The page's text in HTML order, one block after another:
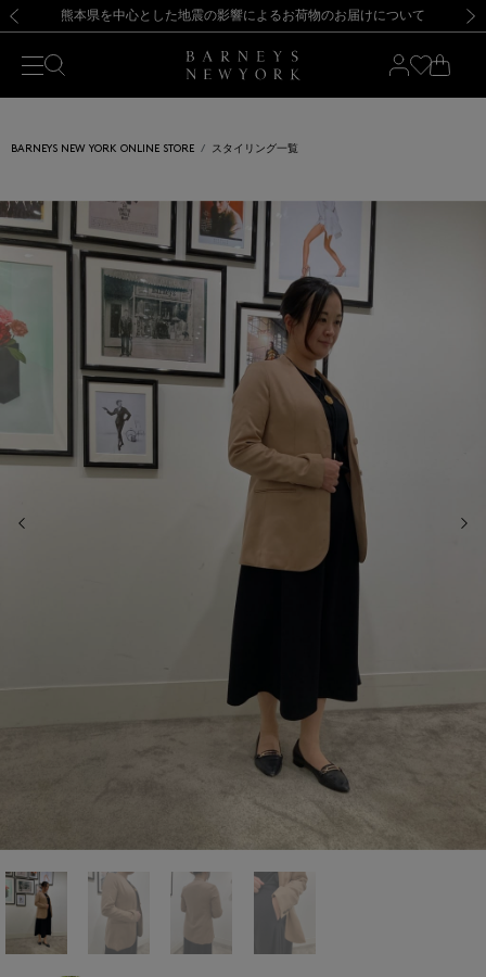
新規登録のお客様も対象！＜MY BARNEYS＞会員のお客様は11,000円（税込）以上のお買上げで常時送料無料！お買い物の際は会員登録を！
【夏季休業に伴う返品・交換承り一時停止のお知らせ】（2026.8.5）
熊本県を中心とした地震の影響によるお荷物のお届けについて
【開催中】SUMMER SALEのご案内・ご注意事項 新規登録のお客様も対象！＜MY BARNEYS＞会員のお客様は11,000円（税込）以上のお買上げで常時送料無料！お買い物の際は会員登録を！
【夏季休業に伴う返品・交換承り一時停止のお知らせ】（2026.8.5）
BARNEYS NEW YORK ONLINE STORE スタイリング一覧